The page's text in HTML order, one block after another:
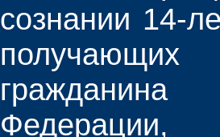
сознании 14-